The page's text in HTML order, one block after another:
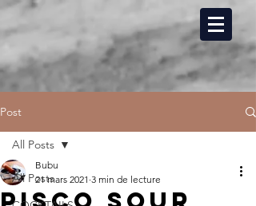
Post
All Posts
All Posts
Bubu
21 mars 2021 3 min de lecture